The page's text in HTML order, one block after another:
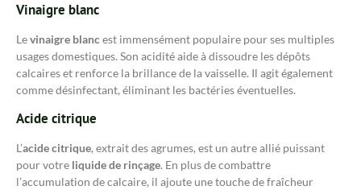
Vinaigre blanc
Levinaigre blancest immensément populaire pour ses multiples
usages domestiques. Son acidité aide à dissoudre les dépôts
calcaires et renforce la brillance de la vaisselle. Il agit également
comme désinfectant, éliminant les bactéries éventuelles.
Acide citrique
L’acide citrique, extrait des agrumes, est un autre allié puissant
pour votre liquide de rinçage. En plus de combattre
l’accumulation de calcaire, il ajoute une touche de fraîcheur